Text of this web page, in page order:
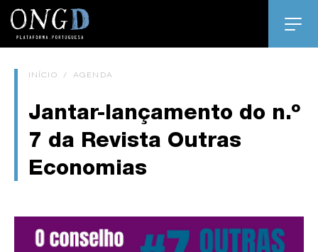
INÍCIO / AGENDA
Jantar-lançamento do n.º
7 da Revista Outras
Economias